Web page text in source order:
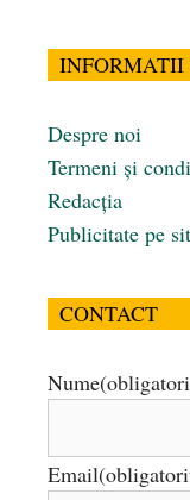
Despre noi
Termeni și
Redacția
Publicitate pe
CONTACT
Nume
Email